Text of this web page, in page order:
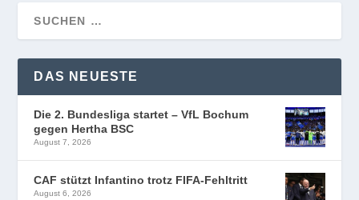
DAS NEUESTE
Die 2. Bundesliga startet – VfL Bochum
gegen Hertha BSC
August 7, 2026
CAF stützt Infantino trotz FIFA-Fehltritt
August 6, 2026